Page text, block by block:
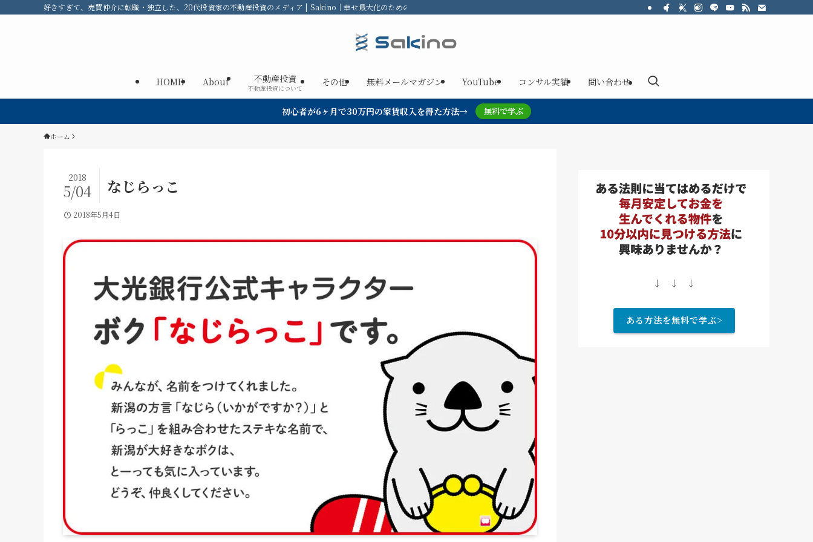
好きすぎて、売買仲介に転職・独立した、20代投資家の不動産投資のメディア | Sakino｜幸せ最大化のための不動産投資
HOME About 不動産投資
不動産投資について
その他 無料メールマガジン YouTube コンサル実績 問い合わせ
初心者が6ヶ月で30万円の家賃収入を得た方法→ 無料で学ぶ
ホーム
なじらっこ
2018
5/04
2018年5月4日
↓ ↓ ↓
ある方法を無料で学ぶ>